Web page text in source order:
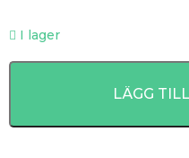
I lager
LÄGG